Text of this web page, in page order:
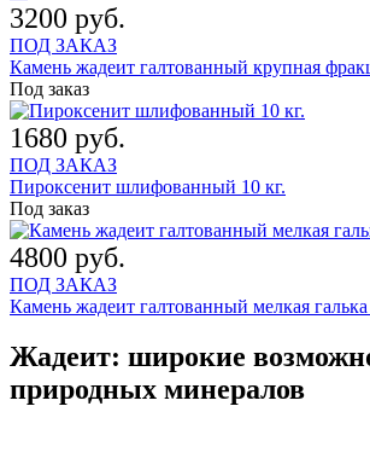
3200 руб.
ПОД ЗАКАЗ
Камень жадеит галтованный крупная
Под заказ
1680 руб.
ПОД ЗАКАЗ
Пироксенит шлифованный 10 кг.
Под заказ
4800 руб.
ПОД ЗАКАЗ
Камень жадеит галтованный мелкая
Жадеит: широкие
природных минералов